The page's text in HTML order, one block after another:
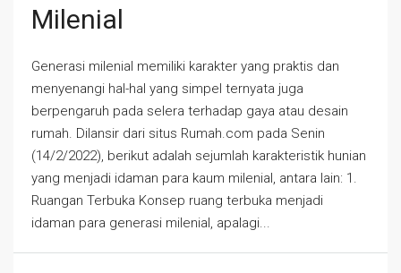
Milenial
Generasi milenial memiliki karakter yang praktis dan
menyenangi hal-hal yang simpel ternyata juga
berpengaruh pada selera terhadap gaya atau desain
rumah. Dilansir dari situs Rumah.com pada Senin
(14/2/2022), berikut adalah sejumlah karakteristik hunian
yang menjadi idaman para kaum milenial, antara lain: 1.
Ruangan Terbuka Konsep ruang terbuka menjadi
idaman para generasi milenial, apalagi...